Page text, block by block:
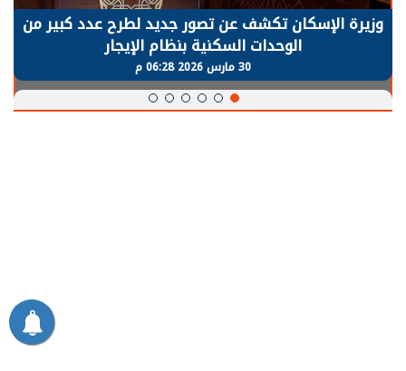
وزيرة الإسكان تكشف عن تصور جديد لطرح عدد كبير من
الوحدات السكنية بنظام الإيجار